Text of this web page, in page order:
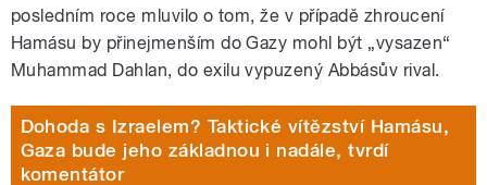
posledním roce mluvilo o tom, že v případě zhroucení
Hamásu by přinejmenším do Gazy mohl být „vysazen“
Muhammad Dahlan, do exilu vypuzený Abbásův rival.
Dohoda s Izraelem? Taktické vítězství Hamásu,
Gaza bude jeho základnou i nadále, tvrdí
komentátor